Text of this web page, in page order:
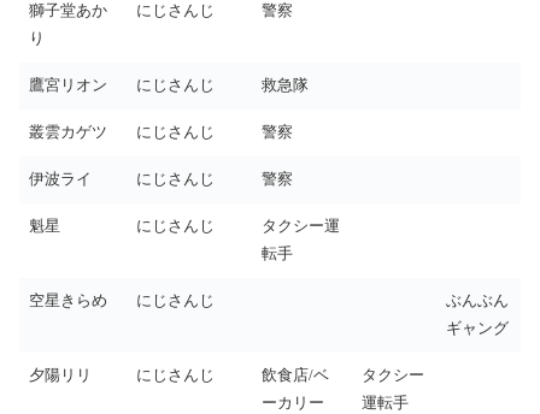
獅子堂あか
り
にじさんじ 警察
鷹宮リオン にじさんじ 救急隊
叢雲カゲツ にじさんじ 警察
伊波ライ にじさんじ 警察
魁星 にじさんじ
タクシー運
転手
空星きらめ にじさんじ
ぶんぶん
ギャング
夕陽リリ にじさんじ
飲食店/ベ
ーカリー
タクシー
運転手